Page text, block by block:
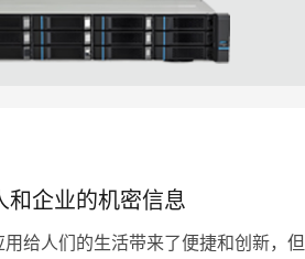
和企业的机密信息
给人们的生活带来了便捷和创新，